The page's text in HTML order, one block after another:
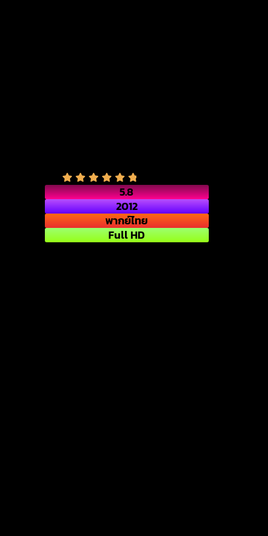
5.8
2012
พากย์ไทย
Full HD